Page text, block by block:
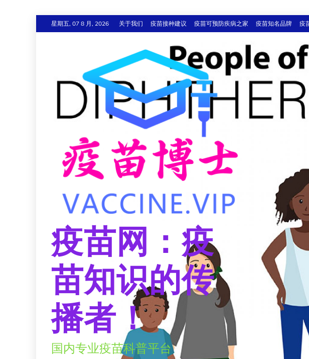
至
星期五, 07 8 月, 2026 关于我们 疫苗接种建议 疫苗可预防疾病之家 疫苗知名品牌 疫
疫苗网：疫
苗知识的传
播者！
国内专业疫苗科普平台